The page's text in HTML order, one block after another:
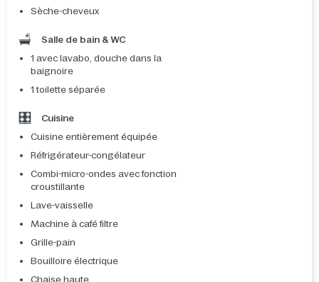
Sèche-cheveux
Salle de bain & WC
1 avec lavabo, douche dans la
baignoire
1 toilette séparée
Cuisine
Cuisine entièrement équipée
Réfrigérateur-congélateur
Combi-micro-ondes avec fonction
croustillante
Lave-vaisselle
Machine à café filtre
Grille-pain
Bouilloire électrique
Chaise haute